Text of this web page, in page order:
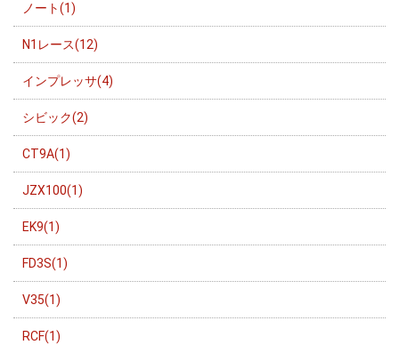
ノート(1)
N1レース(12)
インプレッサ(4)
シビック(2)
CT9A(1)
JZX100(1)
EK9(1)
FD3S(1)
V35(1)
RCF(1)